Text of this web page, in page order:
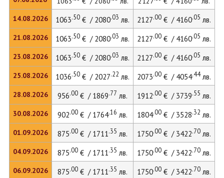
14.08.2026
21.08.2026
23.08.2026
25.08.2026
28.08.2026
30.08.2026
01.09.2026
04.09.2026
06.09.2026
1063.50€ / 2080.03 лв. 2127.00€ / 4160.05 лв.
1063.50€ / 2080.03 лв. 2127.00€ / 4160.05 лв.
1063.50€ / 2080.03 лв. 2127.00€ / 4160.05 лв.
1036.50€ / 2027.22 лв. 2073.00€ / 4054.44лв.
956.00€ / 1869.77 лв. 1912.00€ / 3739.55 лв.
902.00€ / 1764.16 лв. 1804.00€ / 3528.32 лв.
875.00€ / 1711.35 лв. 1750.00€ / 3422.70лв.
875.00€ / 1711.35 лв. 1750.00€ / 3422.70лв.
875.00€ / 1711.35 лв. 1750.00€ / 3422.70лв.